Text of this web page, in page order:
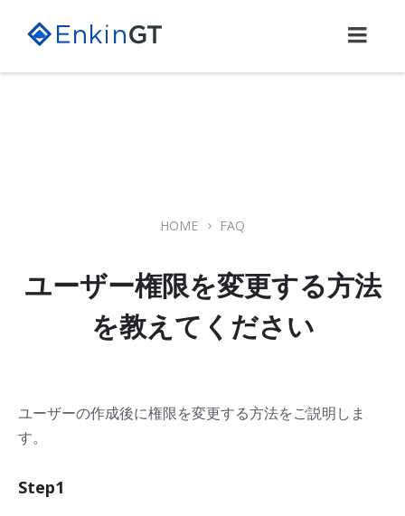
content
main
footer
HOME FAQ
ユーザー権限を変更する方法
を教えてください
ユーザーの作成後に権限を変更する方法をご説明しま
す。
Step1